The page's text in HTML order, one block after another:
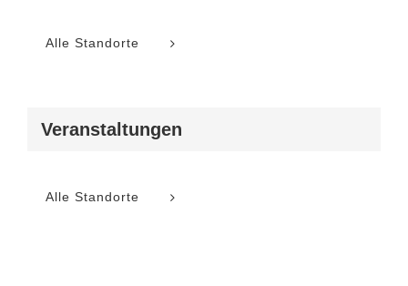
Alle Standorte
Veranstaltungen
Alle Standorte